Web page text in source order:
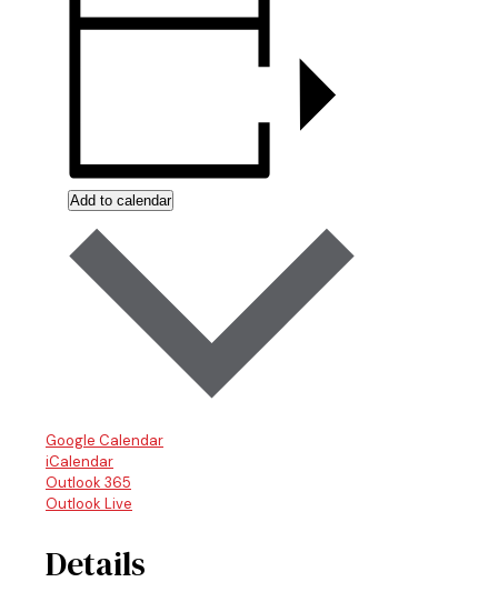
Add to calendar
Google Calendar
iCalendar
Outlook 365
Outlook Live
Details